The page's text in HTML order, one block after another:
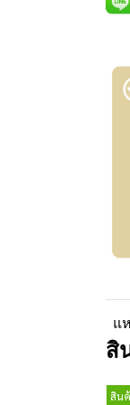
แ
สิ
สิน